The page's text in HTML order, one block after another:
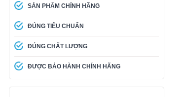
SẢN PHẨM CHÍNH HÃNG
ĐÚNG TIÊU CHUẨN
ĐÚNG CHẤT LƯỢNG
ĐƯỢC BẢO HÀNH CHÍNH HÃNG